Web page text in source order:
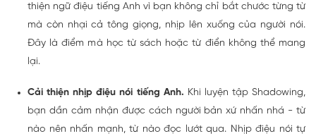
thiện ngữ điệu tiếng Anh vì bạn không chỉ bắt chước từng từ
mà còn nhại cả tông giọng, nhịp lên xuống của người nói.
Đây là điểm mà học từ sách hoặc từ điển không thể mang
lại.
Cải thiện nhịp điệu nói tiếng Anh. Khi luyện tập Shadowing,
bạn dần cảm nhận được cách người bản xứ nhấn nhá - từ
nào nên nhấn mạnh, từ nào đọc lướt qua. Nhịp điệu nói tự